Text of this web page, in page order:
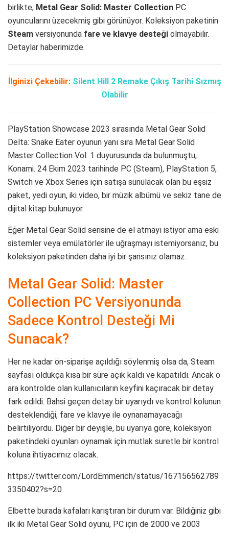
birlikte, Metal Gear Solid: Master Collection PC
oyuncularını üzecekmiş gibi görünüyor. Koleksiyon paketinin
Steam versiyonunda fare ve klavye desteği olmayabilir.
Detaylar haberimizde.
İlginizi Çekebilir: Silent Hill 2 Remake Çıkış Tarihi Sızmış
Olabilir
PlayStation Showcase 2023 sırasında Metal Gear Solid
Delta: Snake Eater oyunun yanı sıra Metal Gear Solid
Master Collection Vol. 1 duyurusunda da bulunmuştu,
Konami. 24 Ekim 2023 tarihinde PC (Steam), PlayStation 5,
Switch ve Xbox Series için satışa sunulacak olan bu eşsiz
paket, yedi oyun, iki video, bir müzik albümü ve sekiz tane de
dijital kitap bulunuyor.
Eğer Metal Gear Solid serisine de el atmayı istiyor ama eski
sistemler veya emülatörler ile uğraşmayı istemiyorsanız, bu
koleksiyon paketinden daha iyi bir şansınız olamaz.
Metal Gear Solid: Master
Collection PC Versiyonunda
Sadece Kontrol Desteği Mi
Sunacak?
Her ne kadar ön-siparişe açıldığı söylenmiş olsa da, Steam
sayfası oldukça kısa bir süre açık kaldı ve kapatıldı. Ancak o
ara kontrolde olan kullanıcıların keyfini kaçıracak bir detay
fark edildi. Bahsi geçen detay bir uyarıydı ve kontrol kolunun
desteklendiği, fare ve klavye ile oynanamayacağı
belirtiliyordu. Diğer bir deyişle, bu uyarıya göre, koleksiyon
paketindeki oyunları oynamak için mutlak suretle bir kontrol
koluna ihtiyacımız olacak.
https://twitter.com/LordEmmerich/status/167156562789
3350402?s=20
Elbette burada kafaları karıştıran bir durum var. Bildiğiniz gibi
ilk iki Metal Gear Solid oyunu, PC için de 2000 ve 2003